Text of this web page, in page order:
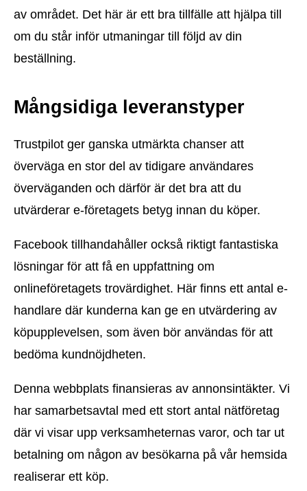
av området. Det här är ett bra tillfälle att hjälpa till
om du står inför utmaningar till följd av din
beställning.
Mångsidiga leveranstyper
Trustpilot ger ganska utmärkta chanser att
överväga en stor del av tidigare användares
överväganden och därför är det bra att du
utvärderar e-företagets betyg innan du köper.
Facebook tillhandahåller också riktigt fantastiska
lösningar för att få en uppfattning om
onlineföretagets trovärdighet. Här finns ett antal e-
handlare där kunderna kan ge en utvärdering av
köpupplevelsen, som även bör användas för att
bedöma kundnöjdheten.
Denna webbplats finansieras av annonsintäkter. Vi
har samarbetsavtal med ett stort antal nätföretag
där vi visar upp verksamheternas varor, och tar ut
betalning om någon av besökarna på vår hemsida
realiserar ett köp.